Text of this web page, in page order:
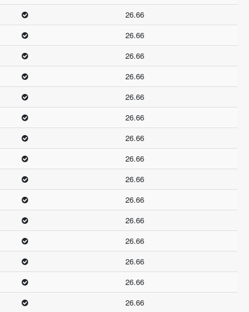
26.66
26.66
26.66
26.66
26.66
26.66
26.66
26.66
26.66
26.66
26.66
26.66
26.66
26.66
26.66